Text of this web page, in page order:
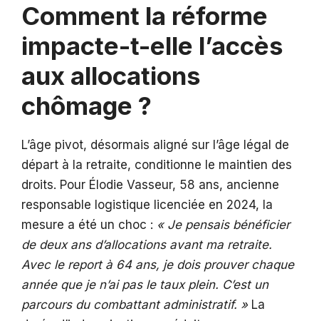
Comment la réforme
impacte-t-elle l’accès
aux allocations
chômage ?
L’âge pivot, désormais aligné sur l’âge légal de
départ à la retraite, conditionne le maintien des
droits. Pour Élodie Vasseur, 58 ans, ancienne
responsable logistique licenciée en 2024, la
mesure a été un choc : « Je pensais bénéficier
de deux ans d’allocations avant ma retraite.
Avec le report à 64 ans, je dois prouver chaque
année que je n’ai pas le taux plein. C’est un
parcours du combattant administratif. »La